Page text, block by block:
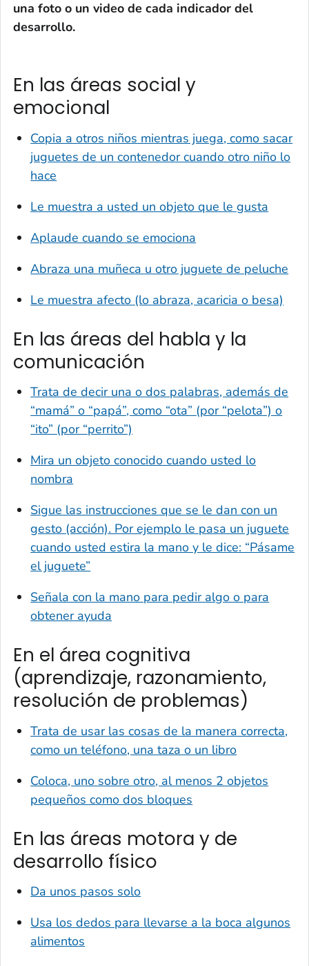
una foto o un video de cada indicador del
desarrollo.
En las áreas social y
emocional
Copia a otros niños mientras juega, como sacar
juguetes de un contenedor cuando otro niño lo
hace
Le muestra a usted un objeto que le gusta
Aplaude cuando se emociona
Abraza una muñeca u otro juguete de peluche
Le muestra afecto (lo abraza, acaricia o besa)
En las áreas del habla y la
comunicación
Trata de decir una o dos palabras, además de
“mamá” o “papá”, como “ota” (por “pelota”) o
“ito” (por “perrito”)
Mira un objeto conocido cuando usted lo
nombra
Sigue las instrucciones que se le dan con un
gesto (acción). Por ejemplo le pasa un juguete
cuando usted estira la mano y le dice: “Pásame
el juguete”
Señala con la mano para pedir algo o para
obtener ayuda
En el área cognitiva
(aprendizaje, razonamiento,
resolución de problemas)
Trata de usar las cosas de la manera correcta,
como un teléfono, una taza o un libro
Coloca, uno sobre otro, al menos 2 objetos
pequeños como dos bloques
En las áreas motora y de
desarrollo físico
Da unos pasos solo
Usa los dedos para llevarse a la boca algunos
alimentos